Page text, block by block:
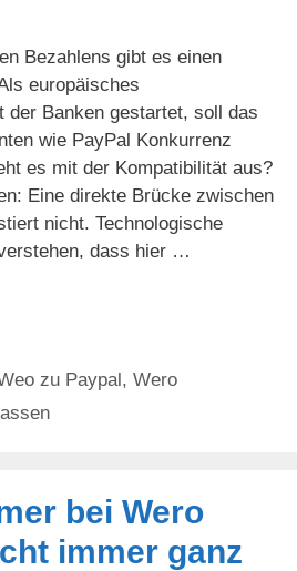
Bezahlens gibt es einen
europäisches
der Banken gestartet, soll das
wie PayPal Konkurrenz
es mit der Kompatibilität aus?
Eine direkte Brücke zwischen
nicht. Technologische
dass hier …
zu Paypal,Wero
bei Wero
immer ganz